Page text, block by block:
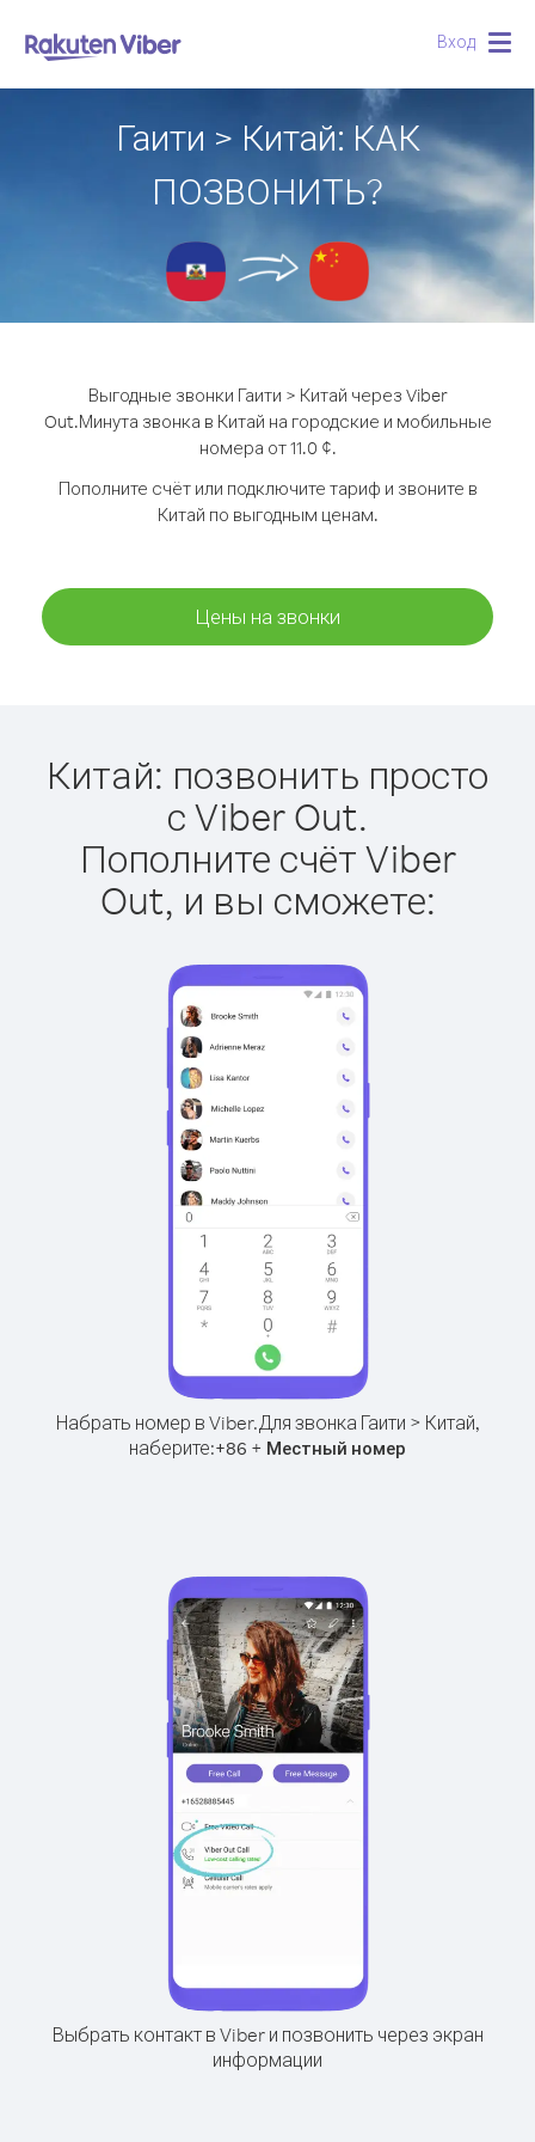
Вход
Гаити > Китай: КАК
ПОЗВОНИТЬ?
Выгодные звонки Гаити > Китай через Viber
Out.Минута звонка в Китай на городские и мобильные
номера от 11.0 ¢.
Пополните счёт или подключите тариф и звоните в
Китай по выгодным ценам.
Цены на звонки
Китай: позвонить просто
с Viber Out.
Пополните счёт Viber
Out, и вы сможете:
Набрать номер в Viber.Для звонка Гаити > Китай,
наберите:+86 + Местный номер
Выбрать контакт в Viber и позвонить через экран
информации